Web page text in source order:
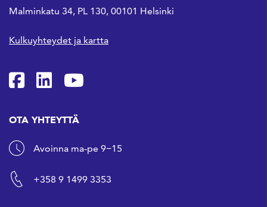
Malminkatu 34, PL 130, 00101 Helsinki
Kulkuyhteydet ja kartta
SFS Facebookissa
SFS Linkedinissä
SFS Youtubessa
OTA YHTEYTTÄ
Avoinna ma-pe 9−15
+358 9 1499 3353